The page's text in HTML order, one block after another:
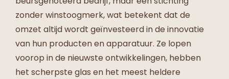
zonder winstoogmerk, wat betekent dat de
omzet altijd wordt geïnvesteerd in de innovatie
van hun producten en apparatuur. Ze lopen
voorop in de nieuwste ontwikkelingen, hebben
het scherpste glas en het meest heldere